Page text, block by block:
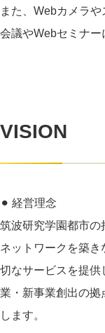
また、Webカメラ
会議やWebセミナー
VISION
⚫︎ 経営理念
筑波研究学園都市の
ネットワークを築
切なサービスを提供
業・新事業創出の拠
します。